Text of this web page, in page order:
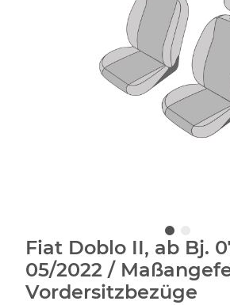
Fiat Doblo II, ab Bj.
05/2022 /
Vordersitzbezüge